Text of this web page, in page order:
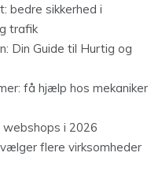
bedre sikkerhed i
trafik
Din Guide til Hurtig og
få hjælp hos mekaniker
webshops i 2026
flere virksomheder